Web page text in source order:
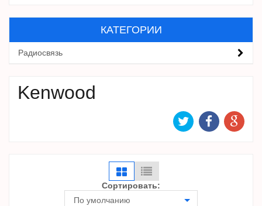
КАТЕГОРИИ
Радиосвязь
Kenwood
Сортировать:
По умолчанию